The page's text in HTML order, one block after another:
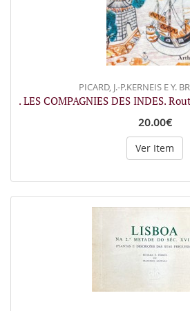
PICARD, J.-P.KERNEIS E Y.
. LES COMPAGNIES DES INDES.
20.00€
Ver Item